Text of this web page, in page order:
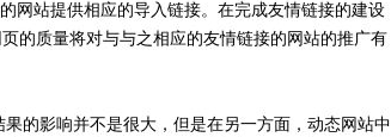
站提供相应的导入链接。在完成友情链接的建设
的质量将对与与之相应的友情链接的网站的推广有
的影响并不是很大，但是在另一方面，动态网站中